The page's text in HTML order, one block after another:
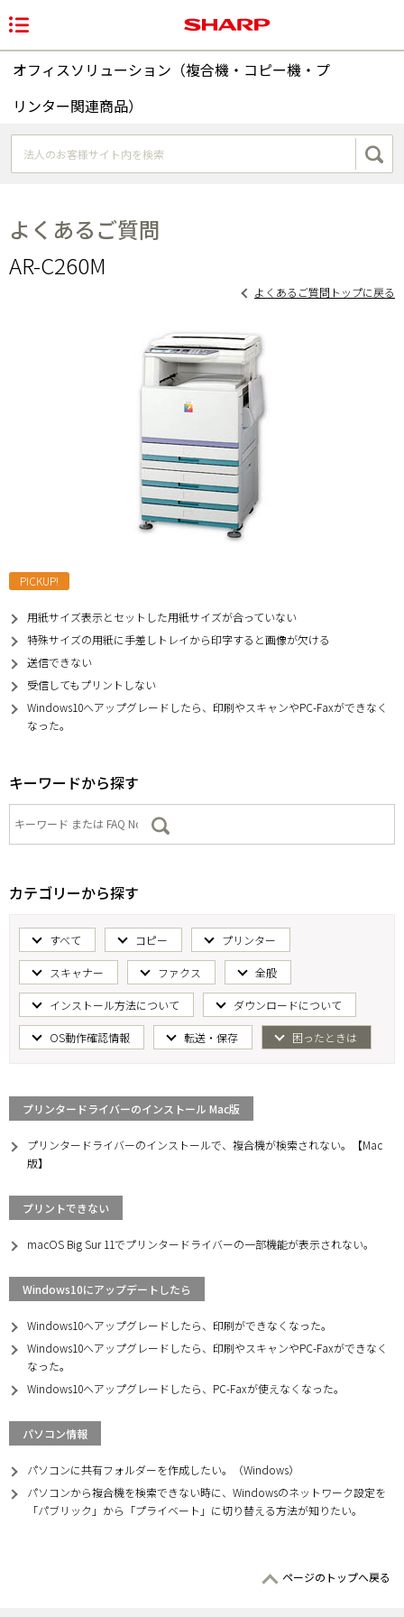
オフィスソリューション（複合機・コピー機・プ
リンター関連商品）
よくあるご質問
AR-C260M
よくあるご質問トップに戻る
PICKUP!
用紙サイズ表示とセットした用紙サイズが合っていない
特殊サイズの用紙に手差しトレイから印字すると画像が欠ける
送信できない
受信してもプリントしない
Windows10へアップグレードしたら、印刷やスキャンやPC-Faxができなく
なった。
キーワードから探す
カテゴリーから探す
すべて コピー プリンター
スキャナー ファクス 全般
インストール方法について ダウンロードについて
OS動作確認情報 転送・保存 困ったときは
プリンタードライバーのインストール Mac版
プリンタードライバーのインストールで、複合機が検索されない。【Mac
版】
プリントできない
macOS Big Sur 11でプリンタードライバーの一部機能が表示されない。
Windows10にアップデートしたら
Windows10へアップグレードしたら、印刷ができなくなった。
Windows10へアップグレードしたら、印刷やスキャンやPC-Faxができなく
なった。
Windows10へアップグレードしたら、PC-Faxが使えなくなった。
パソコン情報
パソコンに共有フォルダーを作成したい。（Windows）
パソコンから複合機を検索できない時に、Windowsのネットワーク設定を
「パブリック」から「プライベート」に切り替える方法が知りたい。
ページのトップへ戻る